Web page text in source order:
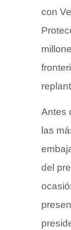
con
Antes
las
del